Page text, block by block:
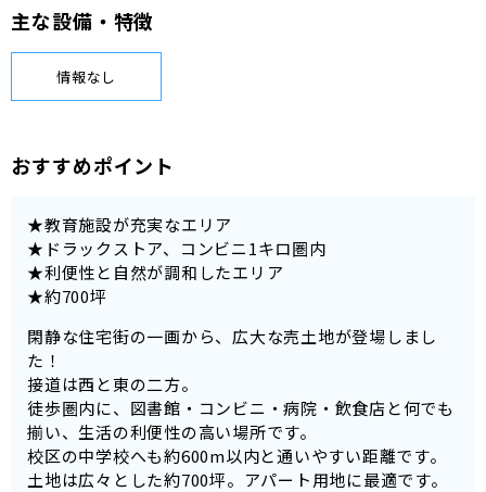
主な設備・特徴
情報なし
おすすめポイント
★教育施設が充実なエリア
★ドラックストア、コンビニ1キロ圏内
★利便性と自然が調和したエリア
★約700坪
閑静な住宅街の一画から、広大な売土地が登場しまし
た！
接道は西と東の二方。
徒歩圏内に、図書館・コンビニ・病院・飲食店と何でも
揃い、生活の利便性の高い場所です。
校区の中学校へも約600m以内と通いやすい距離です。
土地は広々とした約700坪。アパート用地に最適です。